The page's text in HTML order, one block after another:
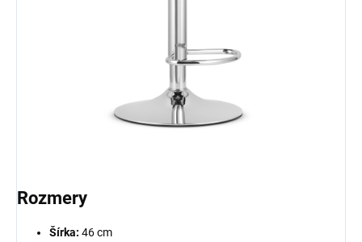
Rozmery
Šírka: 46 cm